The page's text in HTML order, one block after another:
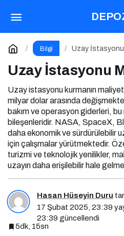
Bilgi Uzay
Uzay İstasyonu
Uzay istasyonu kurmanın
milyar dolar arasında
bakım ve operasyon giderleri,
bileşenleridir. NASA, SpaceX,
daha ekonomik ve sürdürülebilir
için çalışmalar yürütmektedir.
turizmi ve teknolojik yenilikler,
uzayın daha erişilebilir hale
Hasan Hüseyin Duru
17 Şubat 2025, 23:39
23:39 güncellendi
5dk, 15sn
Uzay İstasyonu
Yorum Yap